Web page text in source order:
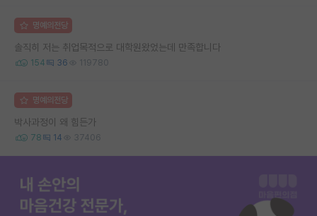
명예의전당
솔직히 저는 취업목적으로 대학원왔었는데 만족합니다
154 36 119780
명예의전당
박사과정이 왜 힘든가
78 14 37406